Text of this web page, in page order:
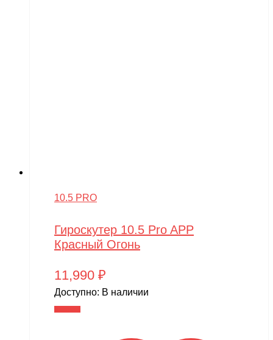
10.5 PRO
Гироскутер 10.5 Pro APP
Красный Огонь
11,990 ₽
Доступно: В наличии